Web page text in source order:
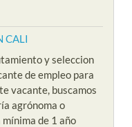
CALI
y seleccion
de empleo para
vacante, buscamos
agrónoma o
de 1 año